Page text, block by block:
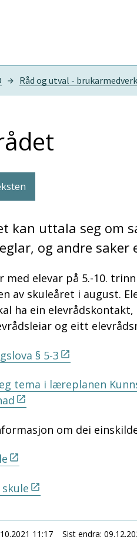
Råd og utval -
kan uttala seg om
og andre saker
med elevar på 5.-10.
av skuleåret i august.
ha ein
og eitt
§ 5-3
tema i læreplanen
om dei
11:17 Sist endra